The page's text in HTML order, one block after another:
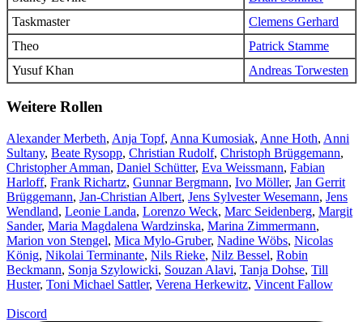
Taskmaster
Clemens Gerhard
Theo
Patrick Stamme
Yusuf Khan
Andreas Torwesten
Weitere Rollen
Alexander Merbeth, Anja Topf, Anna Kumosiak, Anne Hoth, Anni
Sultany, Beate Rysopp, Christian Rudolf, Christoph Brüggemann,
Christopher Amman, Daniel Schütter, Eva Weissmann, Fabian
Harloff, Frank Richartz, Gunnar Bergmann, Ivo Möller, Jan Gerrit
Brüggemann, Jan-Christian Albert, Jens Sylvester Wesemann, Jens
Wendland, Leonie Landa, Lorenzo Weck, Marc Seidenberg, Margit
Sander, Maria Magdalena Wardzinska, Marina Zimmermann,
Marion von Stengel, Mica Mylo-Gruber, Nadine Wöbs, Nicolas
König, Nikolai Terminante, Nils Rieke, Nilz Bessel, Robin
Beckmann, Sonja Szylowicki, Souzan Alavi, Tanja Dohse, Till
Huster, Toni Michael Sattler, Verena Herkewitz, Vincent Fallow
Discord